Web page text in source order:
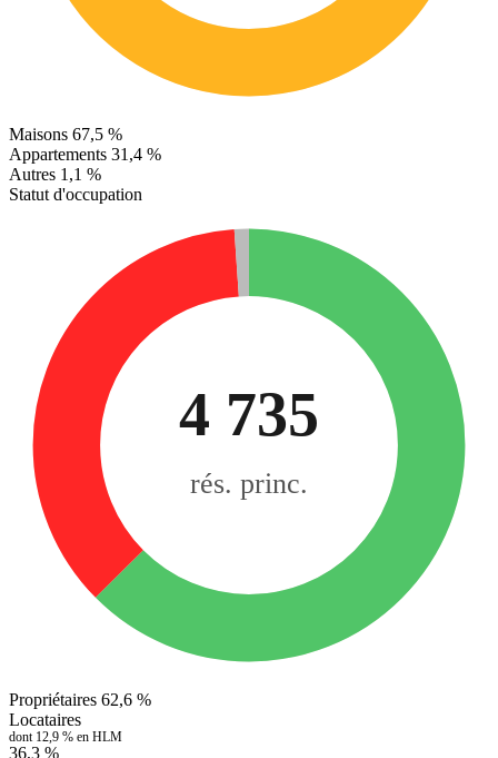
Maisons 67,5 %
Appartements 31,4 %
Autres 1,1 %
Statut d'occupation
4 735
rés. princ.
Propriétaires 62,6 %
Locataires
dont 12,9 % en HLM
36,3 %